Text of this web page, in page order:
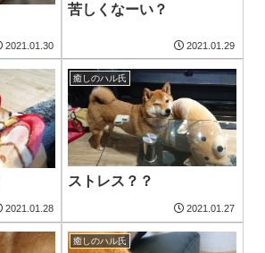
2021.01.30
苦しくなーい？
2021.01.29
2021.01.28
癒しのハル氏
ストレス？？
2021.01.27
癒しのハル氏